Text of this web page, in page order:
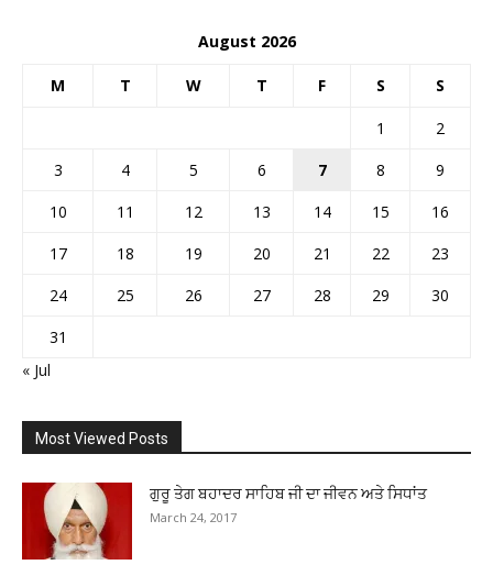
August 2026
M T W T F S S
1
2
3
4 5 6 7 8
9
10
11 12 13 14 15
16
17
18 19 20 21 22
23
24
25 26 27 28 29
30
31
« Jul
Most Viewed Posts
ਗੁਰੂ ਤੇਗ ਬਹਾਦਰ ਸਾਹਿਬ ਜੀ ਦਾ ਜੀਵਨ ਅਤੇ ਸਿਧਾਂਤ
March 24, 2017